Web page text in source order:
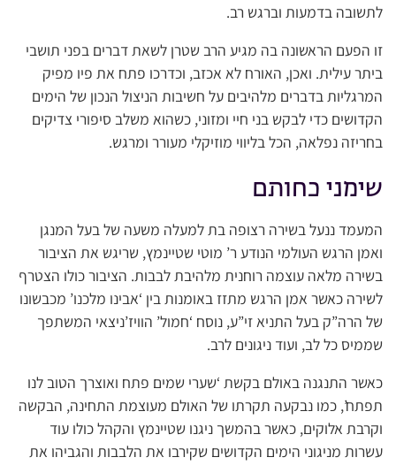
לתשובה בדמעות וברגש רב.
זו הפעם הראשונה בה מגיע הרב שטרן לשאת דברים בפני תושבי
ביתר עילית. ואכן, האורח לא אכזב, וכדרכו פתח את פיו מפיק
המרגליות בדברים מלהיבים על חשיבות הניצול הנכון של הימים
הקדושים כדי לבקש בני חיי ומזוני, כשהוא משלב סיפורי צדיקים
בחריזה נפלאה, הכל בליווי מוזיקלי מעורר ומרגש.
שימני כחותם
המעמד ננעל בשירה רצופה בת למעלה משעה של בעל המנגן
ואמן הרגש העולמי הנודע ר’ מוטי שטיינמץ, שריגש את הציבור
בשירה מלאה עוצמה רוחנית מלהיבת לבבות. הציבור כולו הצטרף
לשירה כאשר אמן הרגש מתזז באומנות בין ‘אבינו מלכנו’ מכבשונו
של הרה”ק בעל התניא זי”ע, נוסח ‘חמול’ הוויז’ניצאי המשתפך
שממיס כל לב, ועוד ניגונים לרב.
כאשר התנגנה באולם בקשת ‘שערי שמים פתח ואוצרך הטוב לנו
תפתח’, כמו נבקעה תקרתו של האולם מעוצמת התחינה, הבקשה
וקרבת אלוקים, כאשר בהמשך ניגנו שטיינמץ והקהל כולו עוד
עשרות מניגוני הימים הקדושים שקירבו את הלבבות והגביהו את